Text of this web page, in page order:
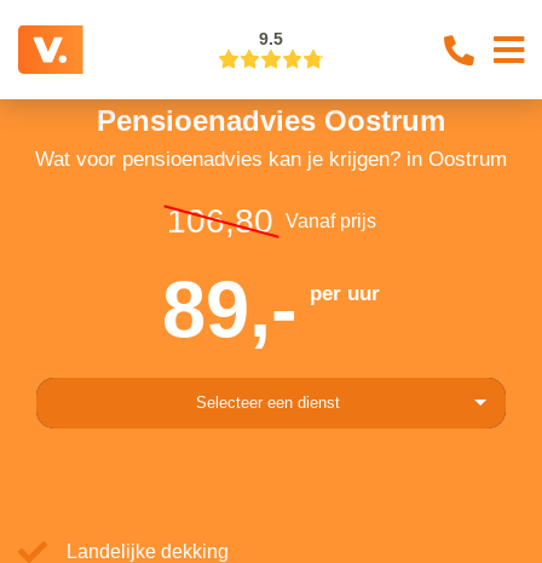
9.5
Pensioenadvies Oostrum
Wat voor pensioenadvies kan je krijgen? in Oostrum
106,80 Vanaf prijs
89,- per uur
Selecteer een dienst
Landelijke dekking